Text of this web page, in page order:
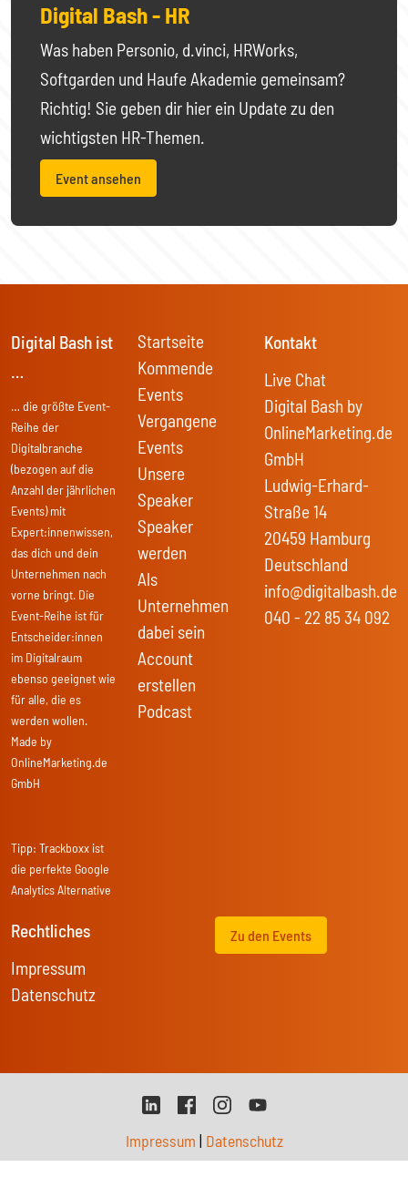
Digital Bash - HR
Was haben Personio, d.vinci, HRWorks,
Softgarden und Haufe Akademie gemeinsam?
Richtig! Sie geben dir hier ein Update zu den
wichtigsten HR-Themen.
Event ansehen
Digital Bash ist
…
… die größte Event-
Reihe der
Digitalbranche
(bezogen auf die
Anzahl der jährlichen
Events) mit
Expert:innenwissen,
das dich und dein
Unternehmen nach
vorne bringt. Die
Event-Reihe ist für
Entscheider:innen
im Digitalraum
ebenso geeignet wie
für alle, die es
werden wollen.
Made by
OnlineMarketing.de
GmbH
Tipp: Trackboxx ist
die perfekte Google
Analytics Alternative
Startseite
Kommende
Events
Vergangene
Events
Unsere
Speaker
Speaker
werden
Als
Unternehmen
dabei sein
Account
erstellen
Podcast
Kontakt
Live Chat
Digital Bash by
OnlineMarketing.de
GmbH
Ludwig-Erhard-
Straße 14
20459 Hamburg
Deutschland
info@digitalbash.de
040 - 22 85 34 092
Rechtliches
Impressum
Datenschutz
Zu den Events
Impressum | Datenschutz